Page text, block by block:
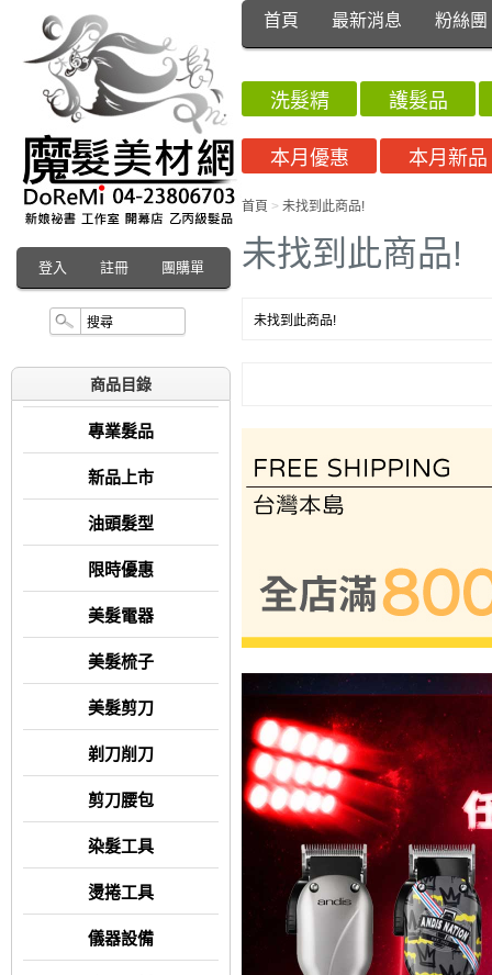
登入 註冊 團購單
首頁 最新消息 粉絲團
商品目錄
專業髮品
新品上市
油頭髮型
限時優惠
美髮電器
美髮梳子
美髮剪刀
剃刀削刀
剪刀腰包
染髮工具
燙捲工具
儀器設備
洗髮精
護髮品
本月優惠
本月新品
首頁 > 未找到此商品!
未找到此商品!
未找到此商品!